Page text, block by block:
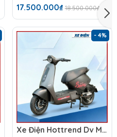
17.500.000₫ 18.500.000₫
- 4%
Xe Điện Hottrend Dv Motor Takashi Sora 2026 (60V-23A) 5 Bình